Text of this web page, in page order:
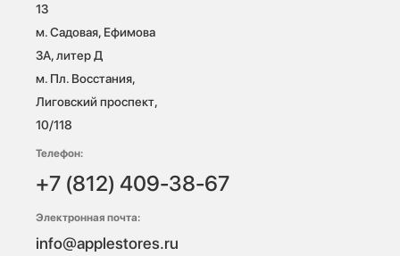
13
м. Садовая, Ефимова
3А, литер Д
м. Пл. Восстания,
Лиговский проспект,
10/118
Телефон:
+7 (812) 409-38-67
Электронная почта:
info@applestores.ru